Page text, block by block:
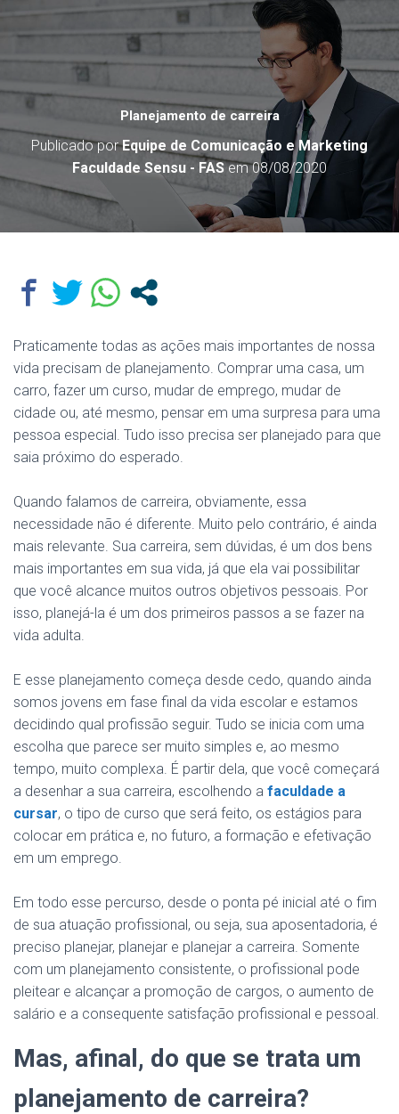
Planejamento de carreira
Publicado porEquipe de Comunicação e Marketing
Faculdade Sensu - FASem08/08/2020
Praticamente todas as ações mais importantes de nossa
vida precisam de planejamento. Comprar uma casa, um
carro, fazer um curso, mudar de emprego, mudar de
cidade ou, até mesmo, pensar em uma surpresa para uma
pessoa especial. Tudo isso precisa ser planejado para que
saia próximo do esperado.
Quando falamos de carreira, obviamente, essa
necessidade não é diferente. Muito pelo contrário, é ainda
mais relevante. Sua carreira, sem dúvidas, é um dos bens
mais importantes em sua vida, já que ela vai possibilitar
que você alcance muitos outros objetivos pessoais. Por
isso, planejá-la é um dos primeiros passos a se fazer na
vida adulta.
E esse planejamento começa desde cedo, quando ainda
somos jovens em fase final da vida escolar e estamos
decidindo qual profissão seguir. Tudo se inicia com uma
escolha que parece ser muito simples e, ao mesmo
tempo, muito complexa. É partir dela, que você começará
a desenhar a sua carreira, escolhendo a faculdade a
cursar, o tipo de curso que será feito, os estágios para
colocar em prática e, no futuro, a formação e efetivação
em um emprego.
Em todo esse percurso, desde o ponta pé inicial até o fim
de sua atuação profissional, ou seja, sua aposentadoria, é
preciso planejar, planejar e planejar a carreira. Somente
com um planejamento consistente, o profissional pode
pleitear e alcançar a promoção de cargos, o aumento de
salário e a consequente satisfação profissional e pessoal.
Mas, afinal, do que se trata um
planejamento de carreira?